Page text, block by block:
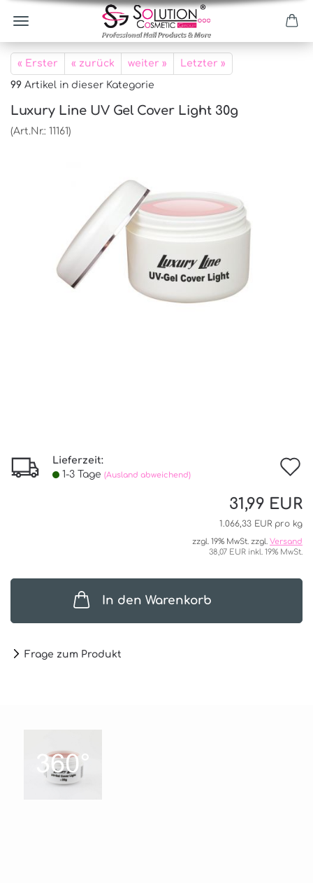
« Erster « zurück weiter » Letzter »
99 Artikel in dieser Kategorie
Luxury Line UV Gel Cover Light 30g
(Art.Nr.: 11161)
Lieferzeit:
1-3 Tage (Ausland abweichend)
31,99 EUR
1.066,33 EUR pro kg
zzgl. 19% MwSt. zzgl. Versand
38,07 EUR inkl. 19% MwSt.
In den Warenkorb
Frage zum Produkt